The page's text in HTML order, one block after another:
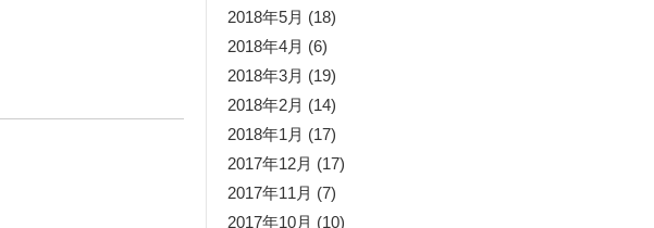
2018年5月 (18)
2018年4月 (6)
2018年3月 (19)
2018年2月 (14)
2018年1月 (17)
2017年12月 (17)
2017年11月 (7)
2017年10月 (10)